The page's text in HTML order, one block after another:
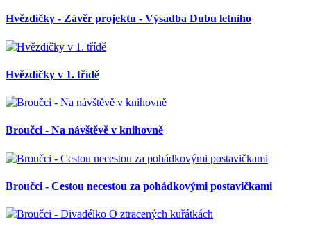
Hvězdičky - Závěr projektu - Výsadba Dubu letního
Hvězdičky v 1. třídě
Broučci - Na návštěvě v knihovně
Broučci - Cestou necestou za pohádkovými postavičkami